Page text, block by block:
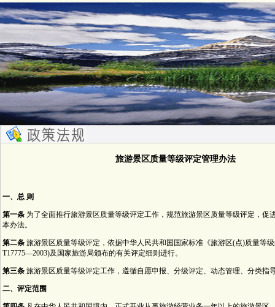
旅游景区质量等级评定管理办法
一、总 则
第一条 为了全面推行旅游景区质量等级评定工作，规范旅游景区质量等级评定，促
本办法。
第二条 旅游景区质量等级评定，依据中华人民共和国国家标准《旅游区(点)质量等
T17775—2003)及国家旅游局颁布的有关评定细则进行。
第三条 旅游景区质量等级评定工作，遵循自愿申报、分级评定、动态管理、分类指
二、评定范围